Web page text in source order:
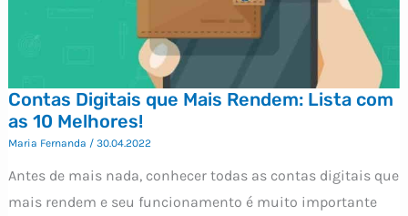
Contas Digitais que Mais Rendem: Lista com
as 10 Melhores!
Maria Fernanda / 30.04.2022
Antes de mais nada, conhecer todas as contas digitais que
mais rendem e seu funcionamento é muito importante